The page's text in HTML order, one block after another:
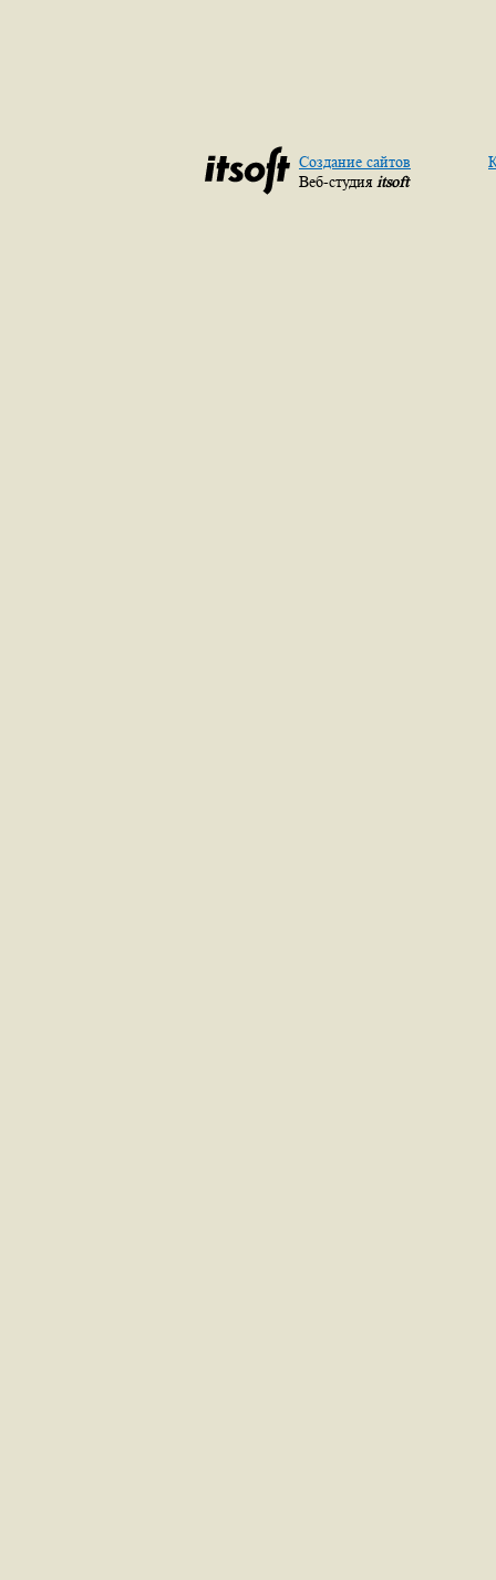
Создание сайтов
Веб-студия itsoft